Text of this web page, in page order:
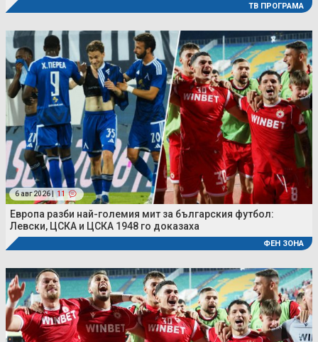
ТВ ПРОГРАМА
6 авг 2026 | 11
Европа разби най-големия мит за българския футбол:
Левски, ЦСКА и ЦСКА 1948 го доказаха
ФЕН ЗОНА